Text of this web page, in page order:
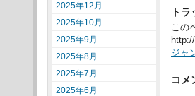
2025年12月
2025年10月
2025年9月
2025年8月
2025年7月
2025年6月
トラ
この
ジャ
コメ